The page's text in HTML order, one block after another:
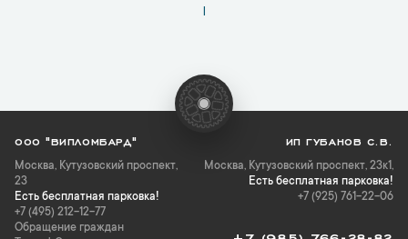
1
ООО "ВИПЛОМБАРД"
Москва, Кутузовский проспект,
23
Есть бесплатная парковка!
+7 (495) 212-12-77
Обращение граждан
ИП ГУБАНОВ С.В.
Москва, Кутузовский проспект, 23к1,
Есть бесплатная парковка!
+7 (925) 761-22-06